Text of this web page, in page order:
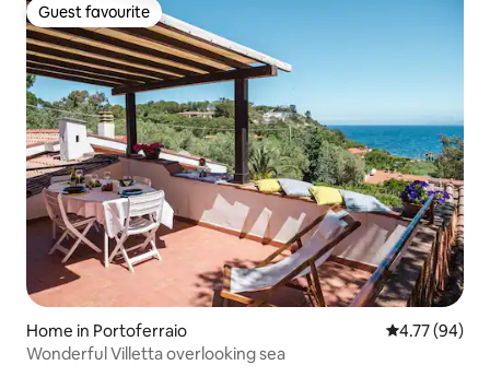
Guest favourite
Guest favourite
Home in Portoferraio 4.77 out of 5
4.77 (94)
Wonderful Villetta overlooking sea